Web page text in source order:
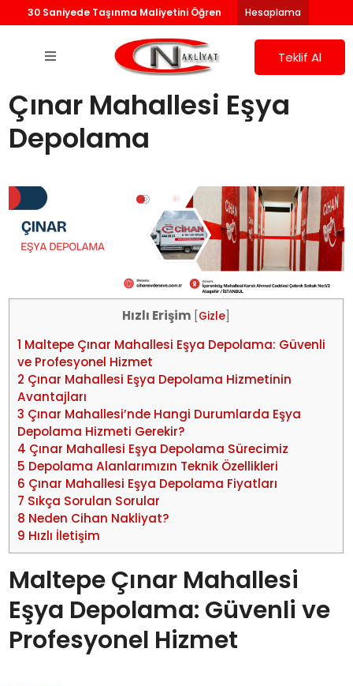
30 Saniyede Taşınma Maliyetini Öğren Hesaplama
Teklif Al
Çınar Mahallesi Eşya
Depolama
Hızlı Erişim Gizle
1 Maltepe Çınar Mahallesi Eşya Depolama: Güvenli
ve Profesyonel Hizmet
2 Çınar Mahallesi Eşya Depolama Hizmetinin
Avantajları
3 Çınar Mahallesi’nde Hangi Durumlarda Eşya
Depolama Hizmeti Gerekir?
4 Çınar Mahallesi Eşya Depolama Sürecimiz
5 Depolama Alanlarımızın Teknik Özellikleri
6 Çınar Mahallesi Eşya Depolama Fiyatları
7 Sıkça Sorulan Sorular
8 Neden Cihan Nakliyat?
9 Hızlı İletişim
Maltepe Çınar Mahallesi
Eşya Depolama: Güvenli ve
Profesyonel Hizmet